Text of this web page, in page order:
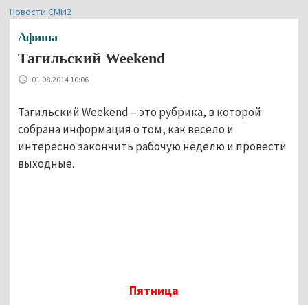
Новости СМИ2
Афиша
Тагильский Weekend
01.08.2014 10:06
Тагильский Weekend – это рубрика, в которой
собрана информация о том, как весело и
интересно закончить рабочую неделю и провести
выходные.
Пятница